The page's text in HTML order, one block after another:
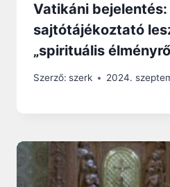
Vatikáni bejelentés:
sajtótájékoztató
„spirituális
Szerző: szerk 2024.